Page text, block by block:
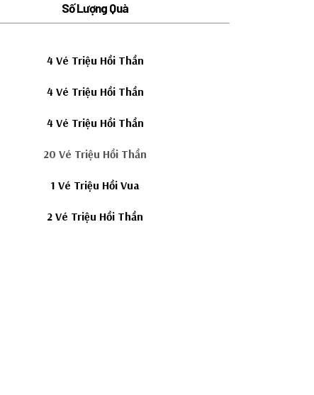
Số Lượng Quà
4 Vé Triệu Hồi Thần
4 Vé Triệu Hồi Thần
4 Vé Triệu Hồi Thần
20 Vé Triệu Hồi Thần
1 Vé Triệu Hồi Vua
2 Vé Triệu Hồi Thần